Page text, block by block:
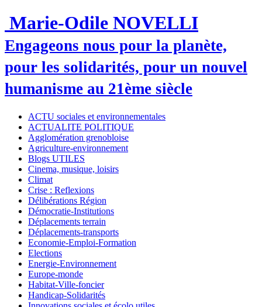
Marie-Odile NOVELLI
Engageons nous pour la planète,
pour les solidarités, pour un nouvel
humanisme au 21ème siècle
ACTU sociales et environnementales
ACTUALITE POLITIQUE
Agglomération grenobloise
Agriculture-environnement
Blogs UTILES
Cinema, musique, loisirs
Climat
Crise : Reflexions
Délibérations Région
Démocratie-Institutions
Déplacements terrain
Déplacements-transports
Economie-Emploi-Formation
Elections
Energie-Environnement
Europe-monde
Habitat-Ville-foncier
Handicap-Solidarités